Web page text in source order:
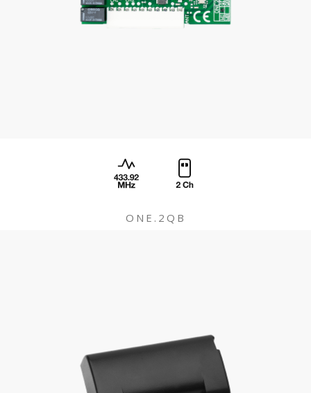
ONE.2QB